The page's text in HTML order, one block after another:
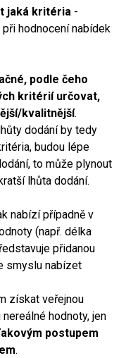
jaká kritéria -
hodnocení nabídek
podle čeho
kritérií určovat,
kvalitnější.
dodání by tedy
budou lépe
to může plynout
lhůta dodání.
nabízí případně v
(např. délka
přidanou
smyslu nabízet
získat veřejnou
hodnoty, jen
postupem
.